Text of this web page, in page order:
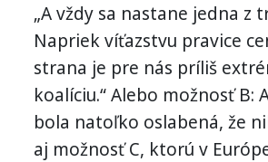
„A vždy sa nastane jedna z
Napriek víťazstvu pravice
strana je pre nás príliš
koalíciu.“ Alebo možnosť
bola natoľko oslabená, že
aj možnosť C, ktorú v